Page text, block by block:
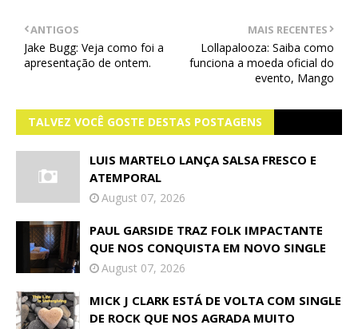
MAIS RECENTES
Lollapalooza: Saiba como
funciona a moeda oficial do
evento, Mango
ANTIGOS
Jake Bugg: Veja como foi a
apresentação de ontem.
TALVEZ VOCÊ GOSTE DESTAS POSTAGENS
LUIS MARTELO LANÇA SALSA FRESCO E
ATEMPORAL
August 07, 2026
PAUL GARSIDE TRAZ FOLK IMPACTANTE
QUE NOS CONQUISTA EM NOVO SINGLE
August 07, 2026
MICK J CLARK ESTÁ DE VOLTA COM SINGLE
DE ROCK QUE NOS AGRADA MUITO